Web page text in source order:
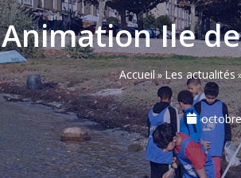
Animation Ile
Accueil»Les actualités